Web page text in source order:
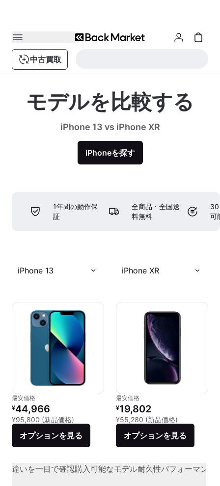
中古買取
モデルを比較する
iPhone 13 vs iPhone XR
iPhoneを探す
1年間の動作保
証
全商品・全国送
料無料
30
可
iPhone 13 iPhone XR
最安価格
リファービッシュ品の価格：
¥44,966
¥95,800 (新品価格) 新品との比較：¥95,800
オプションを見る
最安価格
リファービッシュ品の価格：
¥19,802
¥55,280 (新品価格)
オプションを見る
違いを一目で確認購入可能なモデル耐久性パフォーマンス